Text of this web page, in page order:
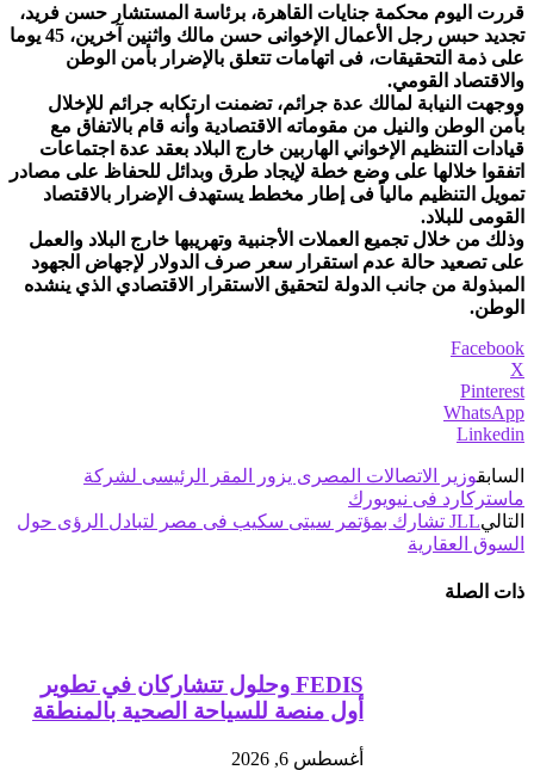
قررت اليوم محكمة جنايات القاهرة، برئاسة المستشار حسن فريد،
تجديد حبس رجل الأعمال الإخوانى حسن مالك واثنين آخرين، 45 يوما
على ذمة التحقيقات، فى اتهامات تتعلق بالإضرار بأمن الوطن
والاقتصاد القومي.
ووجهت النيابة لمالك عدة جرائم، تضمنت ارتكابه جرائم للإخلال
بأمن الوطن والنيل من مقوماته الاقتصادية وأنه قام بالاتفاق مع
قيادات التنظيم الإخواني الهاربين خارج البلاد بعقد عدة اجتماعات
اتفقوا خلالها على وضع خطة لإيجاد طرق وبدائل للحفاظ على مصادر
تمويل التنظيم مالياً فى إطار مخطط يستهدف الإضرار بالاقتصاد
القومى للبلاد.
وذلك من خلال تجميع العملات الأجنبية وتهريبها خارج البلاد والعمل
على تصعيد حالة عدم استقرار سعر صرف الدولار لإجهاض الجهود
المبذولة من جانب الدولة لتحقيق الاستقرار الاقتصادي الذي ينشده
الوطن.
Facebook
X
Pinterest
WhatsApp
Linkedin
السابقوزير الاتصالات المصرى يزور المقر الرئيسى لشركة
ماستركارد فى نيويورك
التالي
JLL تشارك بمؤتمر سيتى سكيب فى مصر لتبادل الرؤى حول
السوق العقارية
ذات الصلة
FEDIS وحلول تتشاركان في تطوير
أول منصة للسياحة الصحية بالمنطقة
أغسطس 6, 2026